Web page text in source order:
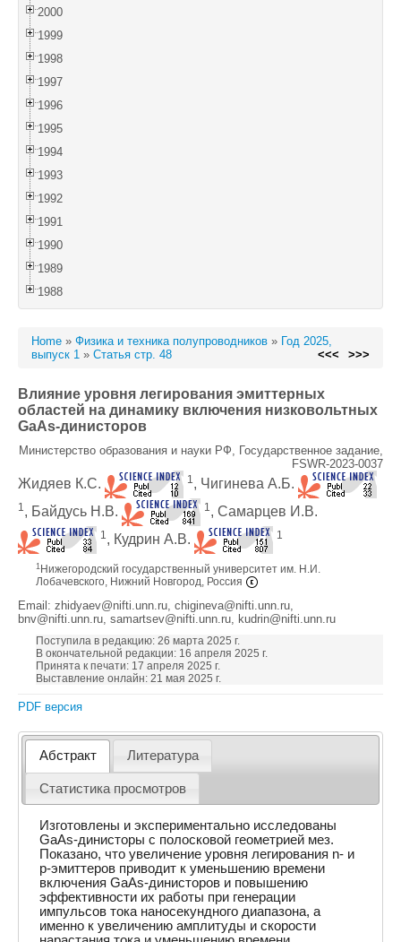
2000
1999
1998
1997
1996
1995
1994
1993
1992
1991
1990
1989
1988
Home » Физика и техника полупроводников » Год 2025,
выпуск 1 » Статья стр. 48 <<< >>>
Влияние уровня легирования эмиттерных
областей на динамику включения низковольтных
GaAs-динисторов
Министерство образования и науки РФ, Государственное задание,
FSWR-2023-0037
Жидяев К.С. 1 , Чигинева А.Б.
1 , Байдусь Н.В. 1 , Самарцев И.В.
1 , Кудрин А.В. 1
1 Нижегородский государственный университет им. Н.И.
Лобачевского, Нижний Новгород, Россия
Email: zhidyaev@nifti.unn.ru, chigineva@nifti.unn.ru,
bnv@nifti.unn.ru, samartsev@nifti.unn.ru, kudrin@nifti.unn.ru
Поступила в редакцию: 26 марта 2025 г.
В окончательной редакции: 16 апреля 2025 г.
Принята к печати: 17 апреля 2025 г.
Выставление онлайн: 21 мая 2025 г.
PDF версия
Абстракт Литература
Статистика просмотров
Изготовлены и экспериментально исследованы
GaAs-динисторы с полосковой геометрией мез.
Показано, что увеличение уровня легирования n- и
p-эмиттеров приводит к уменьшению времени
включения GaAs-динисторов и повышению
эффективности их работы при генерации
импульсов тока наносекундного диапазона, а
именно к увеличению амплитуды и скорости